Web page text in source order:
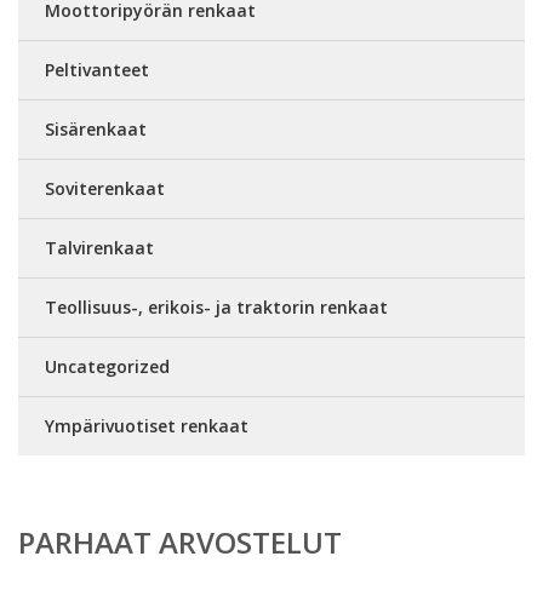
Moottoripyörän renkaat
Peltivanteet
Sisärenkaat
Soviterenkaat
Talvirenkaat
Teollisuus-, erikois- ja traktorin renkaat
Uncategorized
Ympärivuotiset renkaat
PARHAAT ARVOSTELUT